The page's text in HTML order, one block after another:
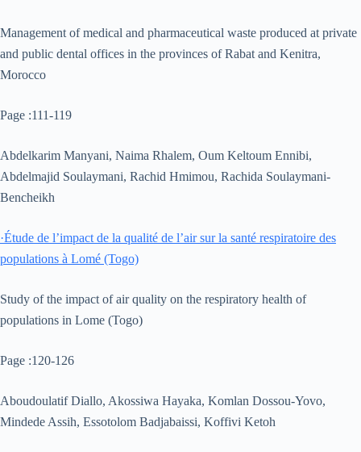
Management of medical and pharmaceutical waste produced at private
and public dental offices in the provinces of Rabat and Kenitra,
Morocco
Page :111-119
Abdelkarim Manyani, Naima Rhalem, Oum Keltoum Ennibi,
Abdelmajid Soulaymani, Rachid Hmimou, Rachida Soulaymani-
Bencheikh
·Étude de l’impact de la qualité de l’air sur la santé respiratoire des
populations à Lomé (Togo)
Study of the impact of air quality on the respiratory health of
populations in Lome (Togo)
Page :120-126
Aboudoulatif Diallo, Akossiwa Hayaka, Komlan Dossou-Yovo,
Mindede Assih, Essotolom Badjabaissi, Koffivi Ketoh